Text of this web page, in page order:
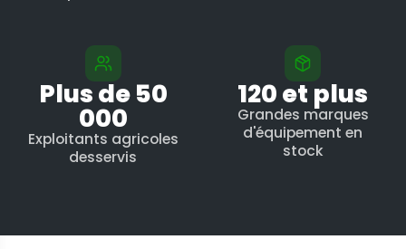
Plus de 50
000
Exploitants agricoles
desservis
120 et plus
Grandes marques
d'équipement en
stock